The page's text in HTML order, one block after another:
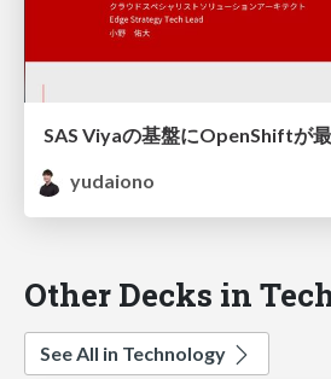
SAS Viyaの基盤にOpenShiftが
yudaiono
Other Decks in
See All in Technology